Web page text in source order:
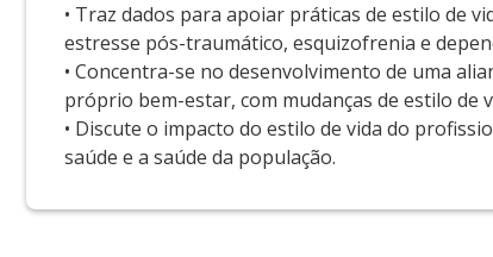
• Traz dados para apoiar práticas de estilo de
estresse pós-traumático, esquizofrenia e
• Concentra-se no desenvolvimento de uma
próprio bem-estar, com mudanças de estilo de
• Discute o impacto do estilo de vida do
saúde e a saúde da população.